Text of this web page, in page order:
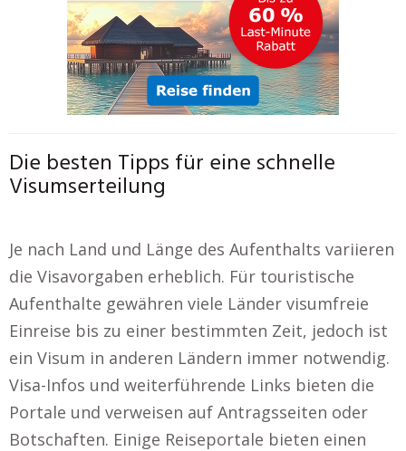
Die besten Tipps für eine schnelle
Visumserteilung
Je nach Land und Länge des Aufenthalts variieren
die Visavorgaben erheblich. Für touristische
Aufenthalte gewähren viele Länder visumfreie
Einreise bis zu einer bestimmten Zeit, jedoch ist
ein Visum in anderen Ländern immer notwendig.
Visa-Infos und weiterführende Links bieten die
Portale und verweisen auf Antragsseiten oder
Botschaften. Einige Reiseportale bieten einen